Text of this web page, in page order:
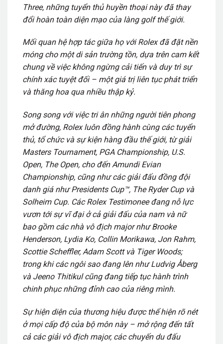
Three, những tuyển thủ huyền thoại này đã thay
đổi hoàn toàn diện mạo của làng golf thế giới.
Mối quan hệ hợp tác giữa họ với Rolex đã đặt nền
móng cho một di sản trường tồn, dựa trên cam kết
chung về việc không ngừng cải tiến và duy trì sự
chính xác tuyệt đối – một giá trị liên tục phát triển
và thăng hoa qua nhiều thập kỷ.
Song song với việc tri ân những người tiên phong
mở đường, Rolex luôn đồng hành cùng các tuyển
thủ, tổ chức và sự kiện hàng đầu thế giới, từ giải
Masters Tournament, PGA Championship, U.S.
Open, The Open, cho đến Amundi Evian
Championship, cũng như các giải đấu đồng đội
danh giá như Presidents Cup™, The Ryder Cup và
Solheim Cup. Các Rolex Testimonee đang nỗ lực
vươn tới sự vĩ đại ở cả giải đấu của nam và nữ
bao gồm các nhà vô địch major như Brooke
Henderson, Lydia Ko, Collin Morikawa, Jon Rahm,
Scottie Scheffler, Adam Scott và Tiger Woods;
trong khi các ngôi sao đang lên như Ludvig Åberg
và Jeeno Thitikul cũng đang tiếp tục hành trình
chinh phục những đỉnh cao của riêng mình.
Sự hiện diện của thương hiệu được thể hiện rõ nét
ở mọi cấp độ của bộ môn này – mở rộng đến tất
cả các giải vô địch major, các chuyến du đấu